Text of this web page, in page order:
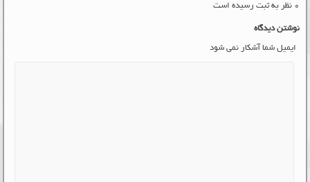
۰ نظر به ثبت رسیده است
نوشتن دیدگاه
ایمیل شما آشکار نمی شود